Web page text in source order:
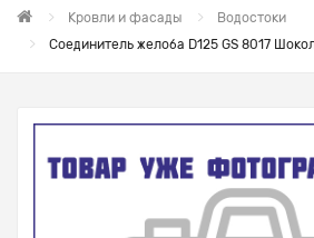
Кровли и фасады
Водостоки
Соединитель желоба D125 GS 8017